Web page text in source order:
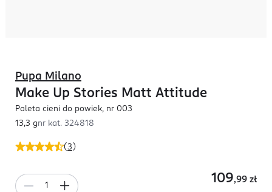
(3 )
Pupa Milano
Make Up Stories Matt Attitude
Paleta cieni do powiek, nr 003
13,3 gnr kat. 324818
109,99 zł